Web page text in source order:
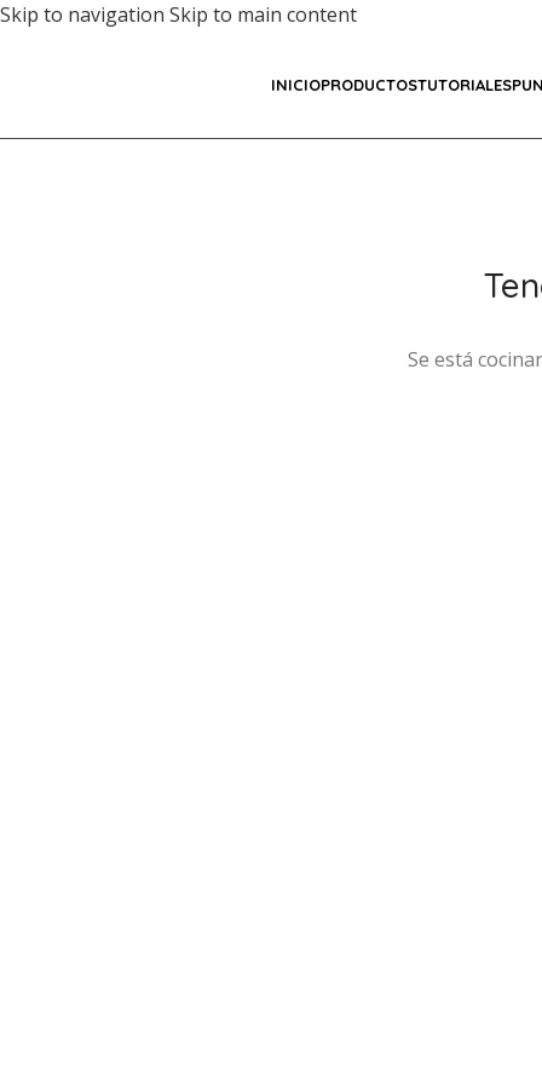
Skip to navigation Skip to main content
INICIOPRODUCTOSTUTORIALES
Se está